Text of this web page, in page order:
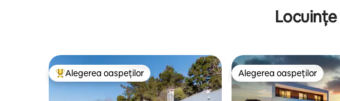
Locuință din topul categoriei Alegerea oaspeților
Alegerea oaspeților Alegerea oaspeților
Alegerea oaspeților